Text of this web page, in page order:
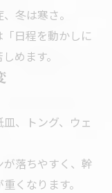
冬は寒さ。
日程を動かしに
めます。
、トング、ウェ
落ちやすく、幹
くなります。